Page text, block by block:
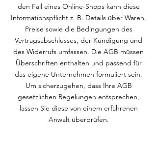
den Fall eines Online-Shops kann diese
Informationspflicht z. B. Details über Waren,
Preise sowie die Bedingungen des
Vertragsabschlusses, der Kündigung und
des Widerrufs umfassen. Die AGB müssen
Überschriften enthalten und passend für
das eigene Unternehmen formuliert sein.
Um sicherzugehen, dass Ihre AGB
gesetzlichen Regelungen entsprechen,
lassen Sie diese von einem erfahrenen
Anwalt überprüfen.